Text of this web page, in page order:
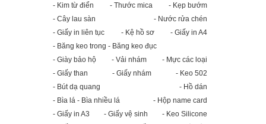
- Kim từ điển
- Thước mica
- Kẹp bướm
- Cây lau sàn
- Nước rửa chén
- Giấy in liên tục
- Kệ hồ sơ
- Giấy in A4
- Băng keo trong - Băng keo đục
- Giày bảo hộ
- Vải nhám
- Mực các loại
- Giấy than
- Giấy nhám
- Keo 502
- Bút dạ quang
- Hồ dán
- Bìa lá - Bìa nhiều lá
- Hộp name card
- Giấy in A3
- Giấy vệ sinh
- Keo Silicone